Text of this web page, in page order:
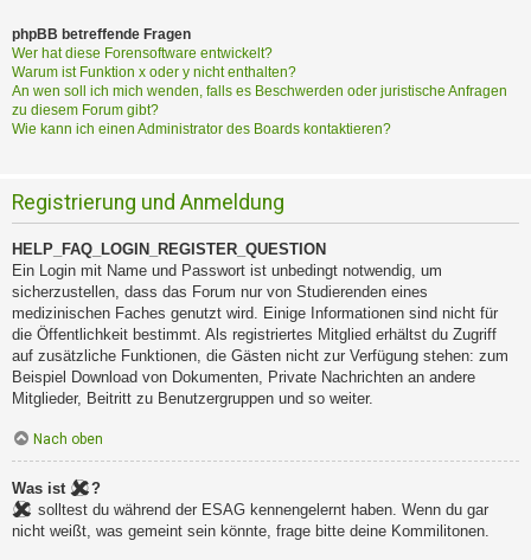
phpBB betreffende Fragen
Wer hat diese Forensoftware entwickelt?
Warum ist Funktion x oder y nicht enthalten?
An wen soll ich mich wenden, falls es Beschwerden oder juristische Anfragen
zu diesem Forum gibt?
Wie kann ich einen Administrator des Boards kontaktieren?
Registrierung und Anmeldung
HELP_FAQ_LOGIN_REGISTER_QUESTION
Ein Login mit Name und Passwort ist unbedingt notwendig, um
sicherzustellen, dass das Forum nur von Studierenden eines
medizinischen Faches genutzt wird. Einige Informationen sind nicht für
die Öffentlichkeit bestimmt. Als registriertes Mitglied erhältst du Zugriff
auf zusätzliche Funktionen, die Gästen nicht zur Verfügung stehen: zum
Beispiel Download von Dokumenten, Private Nachrichten an andere
Mitglieder, Beitritt zu Benutzergruppen und so weiter.
Nach oben
Was ist
?
solltest du während der ESAG kennengelernt haben. Wenn du gar
nicht weißt, was gemeint sein könnte, frage bitte deine Kommilitonen.